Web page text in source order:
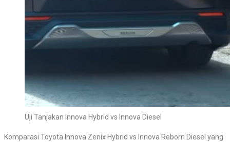
Uji Tanjakan Innova Hybrid vs Innova Diesel
Komparasi Toyota Innova Zenix Hybrid vs Innova Reborn Diesel yang